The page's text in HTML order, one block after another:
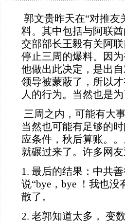
郭文贵昨天在“对推友
料。其中包括与阿联
交部部长王毅有关阿
停止三周的爆料。因
他做出此决定，是出
领导被蒙蔽了，所以
人的行为。当然也是
三周之内，可能有大
当然也可能有足够的
应条件，秋后算账。
就碾过来了。许多网
1. 最后的结果：中共
说“bye，bye ！我也
散了。
2. 老郭知道太多， 变